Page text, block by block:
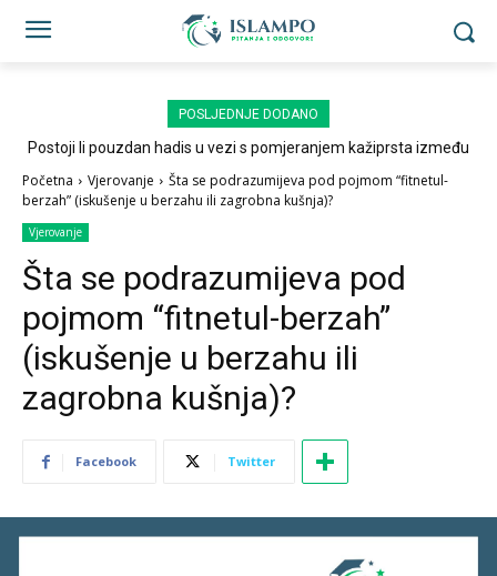
POSLJEDNJE DODANO
Postoji li pouzdan hadis u vezi s pomjeranjem kažiprsta između
Početna Vjerovanje
Šta se podrazumijeva pod pojmom “fitnetul-
berzah” (iskušenje u berzahu ili zagrobna kušnja)?
Vjerovanje
Šta se podrazumijeva pod
pojmom “fitnetul-berzah”
(iskušenje u berzahu ili
zagrobna kušnja)?
Facebook Twitter